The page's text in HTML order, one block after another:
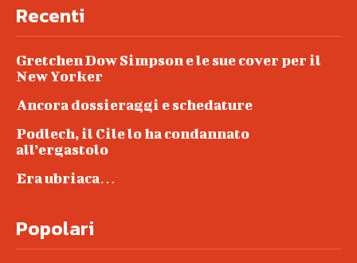
Recenti
Gretchen Dow Simpson e le sue cover per il
New Yorker
Ancora dossieraggi e schedature
Podlech, il Cile lo ha condannato
all’ergastolo
Era ubriaca…
Popolari